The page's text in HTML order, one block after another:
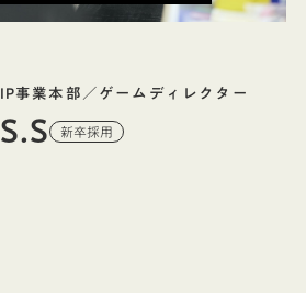
IP事業本部／ゲームディレクター
S.S 新卒採用